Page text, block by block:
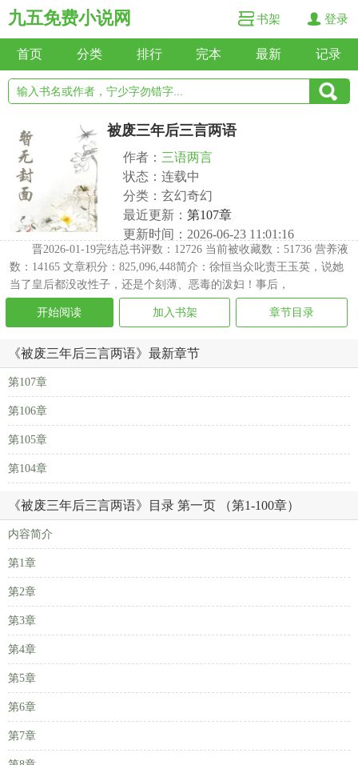
九五免费小说网 书架 登录
首页 分类 排行 完本 最新 记录
被废三年后三言两语
作者： 三语两言
状态：连载中
分类：玄幻奇幻
最近更新： 第107章
更新时间：2026-06-23 11:01:16
晋2026-01-19完结总书评数：12726 当前被收藏数：51736 营养液
数：14165 文章积分：825,096,448简介：徐恒当众叱责王玉英，说她
当了皇后都没改性子，还是个刻薄、恶毒的泼妇！事后，
开始阅读 加入书架 章节目录
《被废三年后三言两语》最新章节
第107章
第106章
第105章
第104章
《被废三年后三言两语》目录 第一页 （第1-100章）
内容简介
第1章
第2章
第3章
第4章
第5章
第6章
第7章